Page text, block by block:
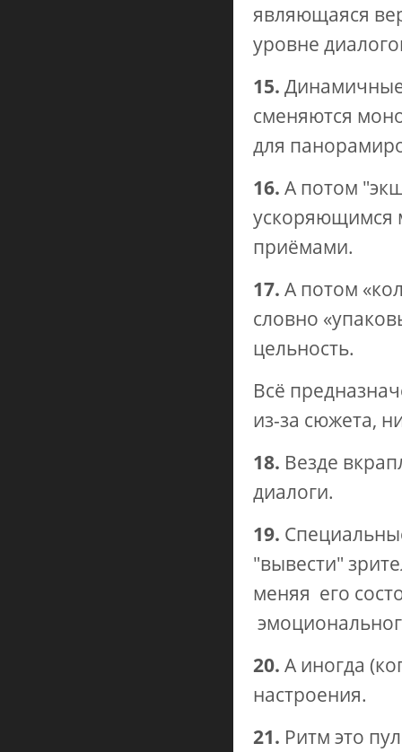
являющаяся
уровне
15.
сменяются
для
16. А потом
ускоряющимся
приёмами.
17. А потом
словно
цельность.
Всё
из-за сюжета,
18. Везде
диалоги.
19.
"вывести"
меняя его
20. А иногда
настроения.
21. Ритм это